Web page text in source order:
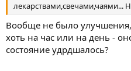
лекарствами,свечами,чаями...
Вообще не было
хоть на час или на день -
состояние удрдшалось?